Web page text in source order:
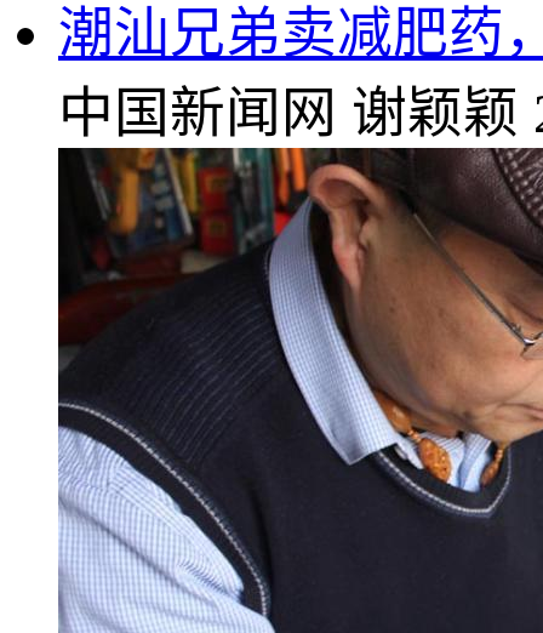
潮汕兄弟卖减肥药
中国新闻网 谢颖颖